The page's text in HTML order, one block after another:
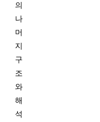
의
나
머
지
구
조
와
해
석